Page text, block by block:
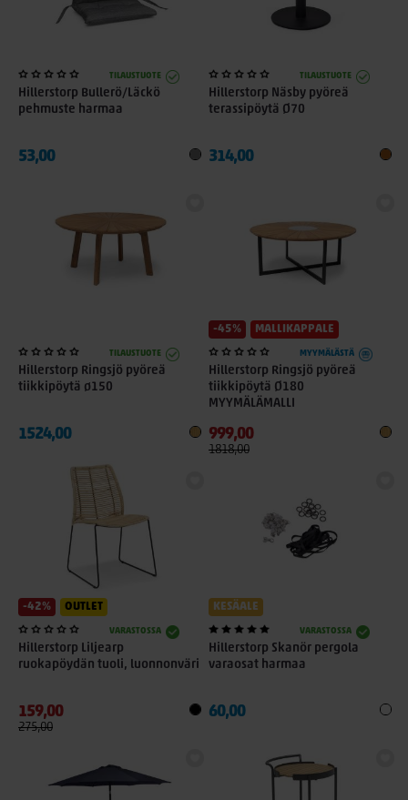
TILAUSTUOTE
Hillerstorp Bullerö/Läckö
pehmuste harmaa
53,00
TILAUSTUOTE
Hillerstorp Näsby pyöreä
terassipöytä Ø70
314,00
TILAUSTUOTE
Hillerstorp Ringsjö pyöreä
tiikkipöytä ø150
1524,00
-45% MALLIKAPPALE
MYYMÄLÄSTÄ
Hillerstorp Ringsjö pyöreä
tiikkipöytä Ø180
MYYMÄLÄMALLI
999,00
1818,00
-42% OUTLET
VARASTOSSA
Hillerstorp Liljearp
ruokapöydän tuoli, luonnonväri
159,00
275,00
KESÄALE
VARASTOSSA
Hillerstorp Skanör pergola
varaosat harmaa
60,00